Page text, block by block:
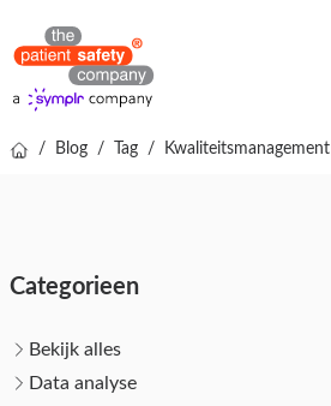
Over ons
Gratis online demo
/ Blog / Tag / Kwaliteitsmanagement
Categorieen
Bekijk alles
Data analyse